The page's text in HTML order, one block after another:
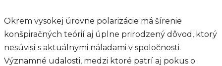
Okrem vysokej úrovne polarizácie má šírenie
konšpiračných teórií aj úplne prirodzený dôvod, ktorý
nesúvisí s aktuálnymi náladami v spoločnosti.
Významné udalosti, medzi ktoré patrí aj pokus o